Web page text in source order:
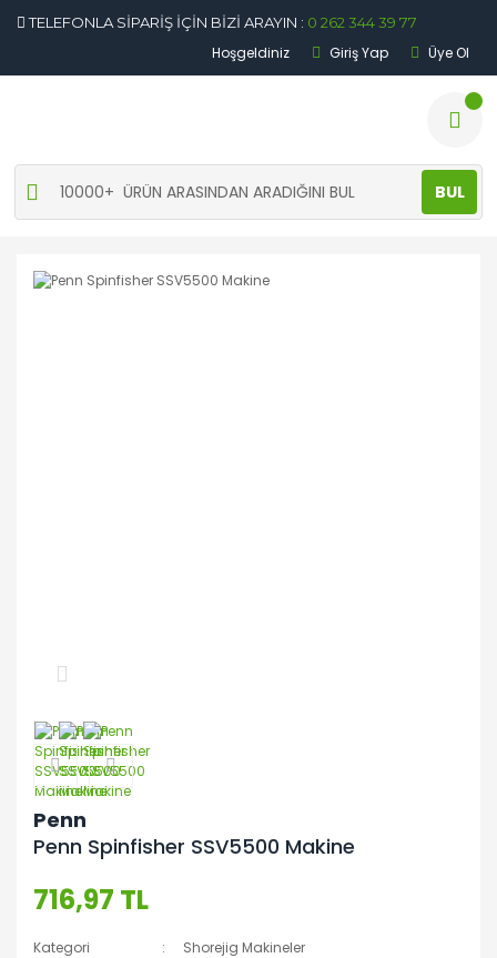
TELEFONLA SİPARİŞ İÇİN BİZİ ARAYIN : 0 262 344 39 77
Hoşgeldiniz Giriş Yap Üye Ol
BUL
Penn
Penn Spinfisher SSV5500 Makine
716,97 TL
Kategori
Shorejig Makineler